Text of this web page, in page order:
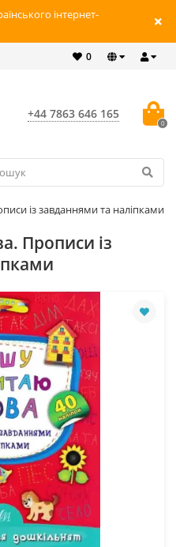
інтернет-
0
+44 7863 646 165
0
із завданнями та наліпками
Прописи із